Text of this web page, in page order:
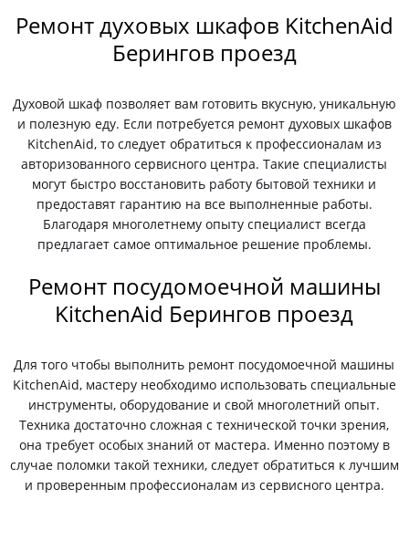
Ремонт духовых шкафов KitchenAid
Берингов проезд
Духовой шкаф позволяет вам готовить вкусную, уникальную
и полезную еду. Если потребуется ремонт духовых шкафов
KitchenAid, то следует обратиться к профессионалам из
авторизованного сервисного центра. Такие специалисты
могут быстро восстановить работу бытовой техники и
предоставят гарантию на все выполненные работы.
Благодаря многолетнему опыту специалист всегда
предлагает самое оптимальное решение проблемы.
Ремонт посудомоечной машины
KitchenAid Берингов проезд
Для того чтобы выполнить ремонт посудомоечной машины
KitchenAid, мастеру необходимо использовать специальные
инструменты, оборудование и свой многолетний опыт.
Техника достаточно сложная с технической точки зрения,
она требует особых знаний от мастера. Именно поэтому в
случае поломки такой техники, следует обратиться к лучшим
и проверенным профессионалам из сервисного центра.